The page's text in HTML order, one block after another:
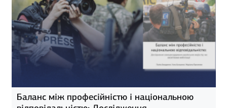
Баланс між професійністю і національною